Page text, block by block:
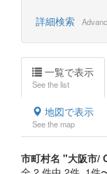
詳細検索
一覧で表示
See the list
地図で表示
See the map
市町村名 "大阪市/